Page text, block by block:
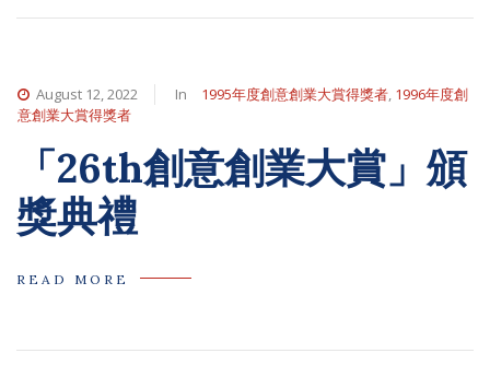
August 12, 2022 In 1995年度創意創業大賞得獎者, 1996年度創
意創業大賞得獎者
「26th創意創業大賞」頒
獎典禮
READ MORE